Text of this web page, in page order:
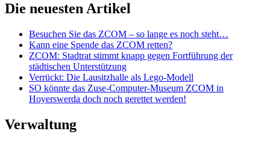
Die neuesten Artikel
Besuchen Sie das ZCOM – so lange es noch steht…
Kann eine Spende das ZCOM retten?
ZCOM: Stadtrat stimmt knapp gegen Fortführung der
städtischen Unterstützung
Verrückt: Die Lausitzhalle als Lego-Modell
SO könnte das Zuse-Computer-Museum ZCOM in
Hoyerswerda doch noch gerettet werden!
Verwaltung